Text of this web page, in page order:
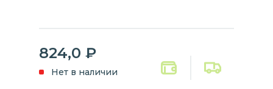
824,0 ₽
Нет в наличии